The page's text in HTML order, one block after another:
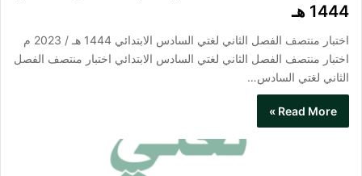
1444 هـ
اختبار منتصف الفصل الثاني لغتي السادس الابتدائي 1444 هـ / 2023 م
اختبار منتصف الفصل الثاني لغتي السادس الابتدائي اختبار منتصف الفصل
الثاني لغتي السادس…
Read More »